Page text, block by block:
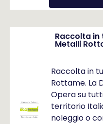
Raccolta in
Metalli
Raccolta in
Rottame. La
Opera su
territorio
noleggio o